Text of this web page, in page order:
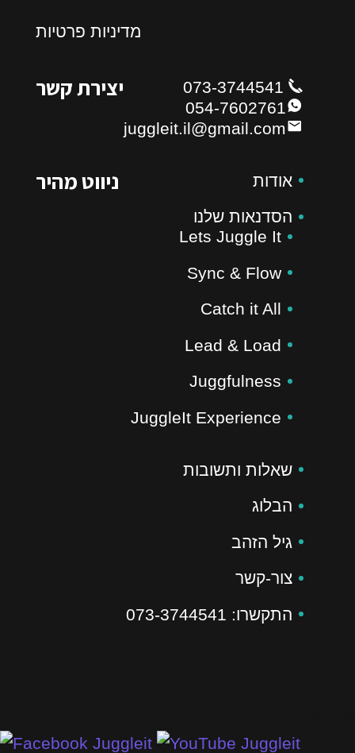
מדיניות פרטיות
יצירת קשר
073-3744541
054-7602761
juggleit.il@gmail.com
ניווט מהיר
אודות
הסדנאות שלנו
Lets Juggle It
Sync & Flow
Catch it All
Lead & Load
Juggfulness
JuggleIt Experience
שאלות ותשובות
הבלוג
גיל הזהב
צור-קשר
התקשרו: 073-3744541
Juggleit Juggleit